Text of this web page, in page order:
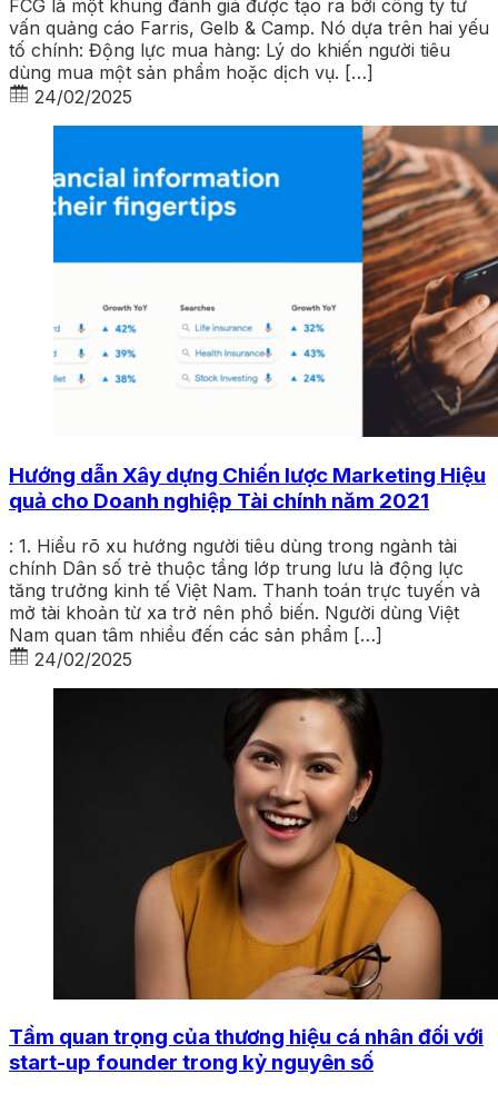
FCG là một khung đánh giá được tạo ra bởi công ty tư
vấn quảng cáo Farris, Gelb & Camp. Nó dựa trên hai yếu
tố chính: Động lực mua hàng: Lý do khiến người tiêu
dùng mua một sản phẩm hoặc dịch vụ. […]
24/02/2025
Hướng dẫn Xây dựng Chiến lược Marketing Hiệu
quả cho Doanh nghiệp Tài chính năm 2021
: 1. Hiểu rõ xu hướng người tiêu dùng trong ngành tài
chính Dân số trẻ thuộc tầng lớp trung lưu là động lực
tăng trưởng kinh tế Việt Nam. Thanh toán trực tuyến và
mở tài khoản từ xa trở nên phổ biến. Người dùng Việt
Nam quan tâm nhiều đến các sản phẩm […]
24/02/2025
Tầm quan trọng của thương hiệu cá nhân đối với
start-up founder trong kỷ nguyên số